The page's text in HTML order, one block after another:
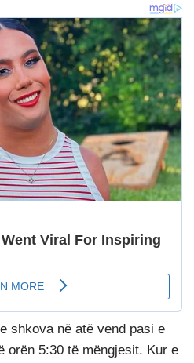
shkova në atë vend pasi e
orën 5:30 të mëngjesit. Kur e